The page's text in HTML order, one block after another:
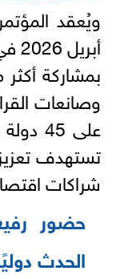
وصانعات
على
تستهدف تعزيز
شراكات
حضور
الحدث